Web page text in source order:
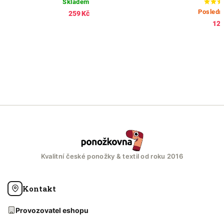
Skladem
259 Kč
Kvalitní české ponožky & textil od roku 2016
Kontakt
Provozovatel eshopu